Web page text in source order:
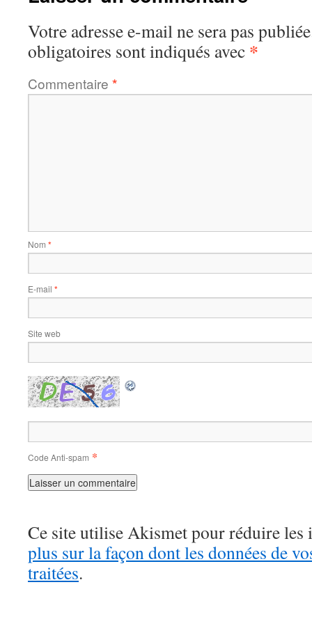
Votre adresse e-mail ne sera pas
obligatoires sont indiqués avec *
Commentaire *
Nom *
E-mail *
Site web
Code Anti-spam *
Ce site utilise Akismet pour réduire les
plus sur la façon dont les données de
traitées.